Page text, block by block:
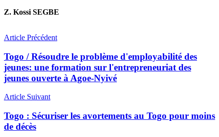
Z. Kossi SEGBE
Article Précédent
Togo / Résoudre le problème d'employabilité des
jeunes: une formation sur l'entrepreneuriat des
jeunes ouverte à Agoe-Nyivé
Article Suivant
Togo : Sécuriser les avortements au Togo pour moins
de décès